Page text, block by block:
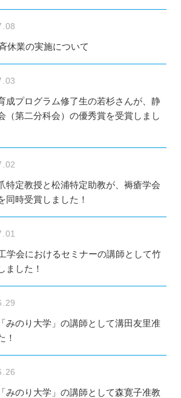
休業の実施について
成プログラム修了生の若杉さんが、静
（第二分科会）の優秀賞を受賞しまし
特定教授と松浦特定助教が、褥瘡学会
同時受賞しました！
学会におけるセミナーの講師として竹
ました！
みのり大学」の講師として溝田友里准
！
みのり大学」の講師として森寛子准教